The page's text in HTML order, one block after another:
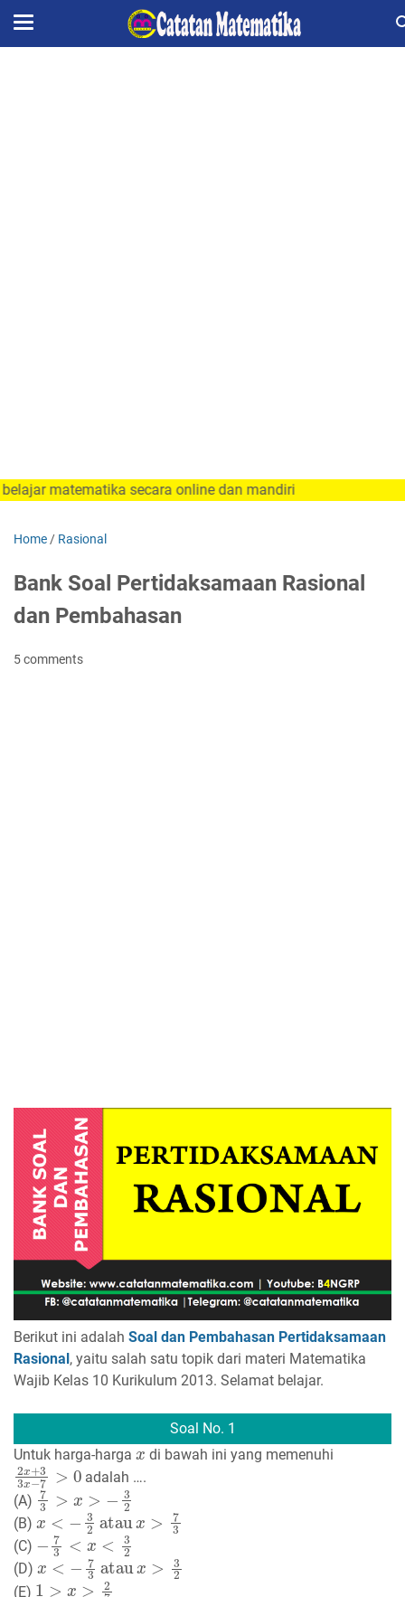
secara online dan mandiri
Home / Rasional
Bank Soal Pertidaksamaan Rasional
dan Pembahasan
5 comments
Berikut ini adalah Soal dan Pembahasan Pertidaksamaan
Rasional, yaitu salah satu topik dari materi Matematika
Wajib Kelas 10 Kurikulum 2013. Selamat belajar.
Soal No. 1
Untuk harga-harga
x
di bawah ini yang memenuhi
2x+3 3x−7>0
adalah ….
(A)
7 >
(B)
x< − 2 atau >
(C)
− 73 < 32
(D)
<− 3 atau x>
(E)
1 x> 7